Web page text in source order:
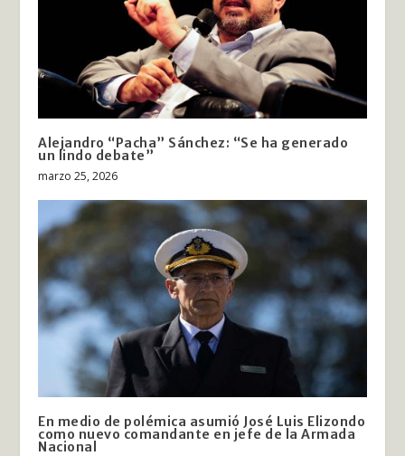
Alejandro “Pacha” Sánchez: “Se ha generado
un lindo debate”
marzo 25, 2026
En medio de polémica asumió José Luis Elizondo
como nuevo comandante en jefe de la Armada
Nacional